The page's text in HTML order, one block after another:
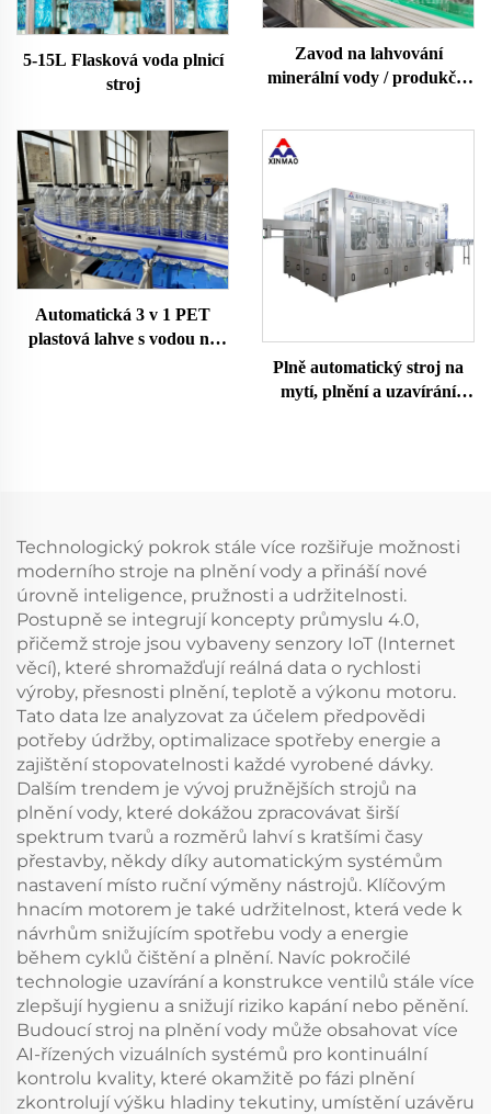
5-15L Flasková voda plnicí
stroj
Zavod na lahvování
minerální vody / produkční
Automatická 3 v 1 PET
plastová lahve s vodou na
Plně automatický stroj na
mytí, plnění a uzavírání
Technologický pokrok stále více rozšiřuje možnosti
moderního stroje na plnění vody a přináší nové
úrovně inteligence, pružnosti a udržitelnosti.
Postupně se integrují koncepty průmyslu 4.0,
přičemž stroje jsou vybaveny senzory IoT (Internet
věcí), které shromažďují reálná data o rychlosti
výroby, přesnosti plnění, teplotě a výkonu motoru.
Tato data lze analyzovat za účelem předpovědi
potřeby údržby, optimalizace spotřeby energie a
zajištění stopovatelnosti každé vyrobené dávky.
Dalším trendem je vývoj pružnějších strojů na
plnění vody, které dokážou zpracovávat širší
spektrum tvarů a rozměrů lahví s kratšími časy
přestavby, někdy díky automatickým systémům
nastavení místo ruční výměny nástrojů. Klíčovým
hnacím motorem je také udržitelnost, která vede k
návrhům snižujícím spotřebu vody a energie
během cyklů čištění a plnění. Navíc pokročilé
technologie uzavírání a konstrukce ventilů stále více
zlepšují hygienu a snižují riziko kapání nebo pěnění.
Budoucí stroj na plnění vody může obsahovat více
AI-řízených vizuálních systémů pro kontinuální
kontrolu kvality, které okamžitě po fázi plnění
zkontrolují výšku hladiny tekutiny, umístění uzávěru